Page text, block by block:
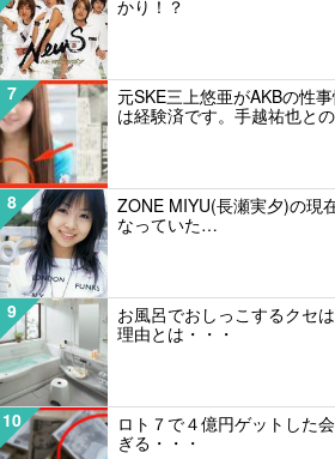
かり！？
7
元SKE三上悠亜がAKBの性
は経験済です。手越祐也と
8
ZONE MIYU(長瀬実夕)の現
なっていた…
9
お風呂でおしっこするクセ
理由とは・・・
10
ロト７で４億円ゲットした
ぎる・・・